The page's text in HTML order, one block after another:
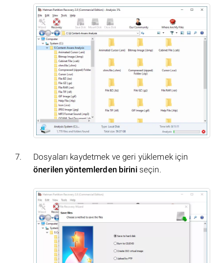
Dosyaları kaydetmek ve geri yüklemek için
önerilen yöntemlerden biriniseçin.